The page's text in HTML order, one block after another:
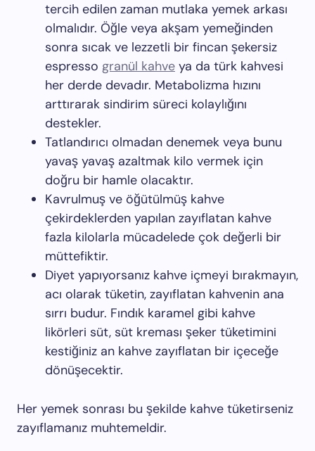
tercih edilen zaman mutlaka yemek arkası
olmalıdır. Öğle veya akşam yemeğinden
sonra sıcak ve lezzetli bir fincan şekersiz
espresso granül kahve ya da türk kahvesi
her derde devadır. Metabolizma hızını
arttırarak sindirim süreci kolaylığını
destekler.
Tatlandırıcı olmadan denemek veya bunu
yavaş yavaş azaltmak kilo vermek için
doğru bir hamle olacaktır.
Kavrulmuş ve öğütülmüş kahve
çekirdeklerden yapılan zayıflatan kahve
fazla kilolarla mücadelede çok değerli bir
müttefiktir.
Diyet yapıyorsanız kahve içmeyi bırakmayın,
acı olarak tüketin, zayıflatan kahvenin ana
sırrı budur. Fındık karamel gibi kahve
likörleri süt, süt kreması şeker tüketimini
kestiğiniz an kahve zayıflatan bir içeceğe
dönüşecektir.
Her yemek sonrası bu şekilde kahve tüketirseniz
zayıflamanız muhtemeldir.